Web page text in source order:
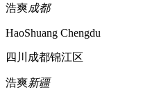
浩爽成都
HaoShuang Chengdu
四川成都锦江区
浩爽新疆